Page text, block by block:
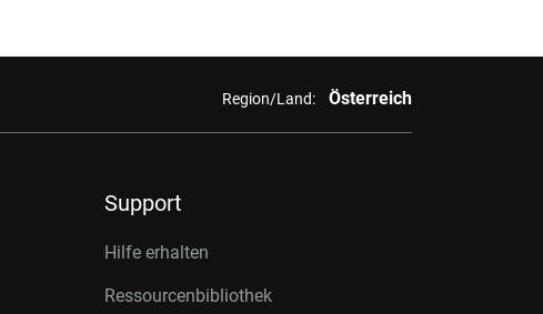
Region/Land: Österreich
Support
Hilfe erhalten
Ressourcenbibliothek